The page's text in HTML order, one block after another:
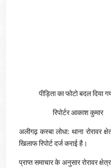
पीड़िता का फोटो बदल दिया
रिपोर्टर आकाश कुमार
अलीगढ़ कस्बा लोधा: थाना रोरावर
खिलाफ रिपोर्ट दर्ज कराई है।
प्राप्त समाचार के अनुसार रोरावर